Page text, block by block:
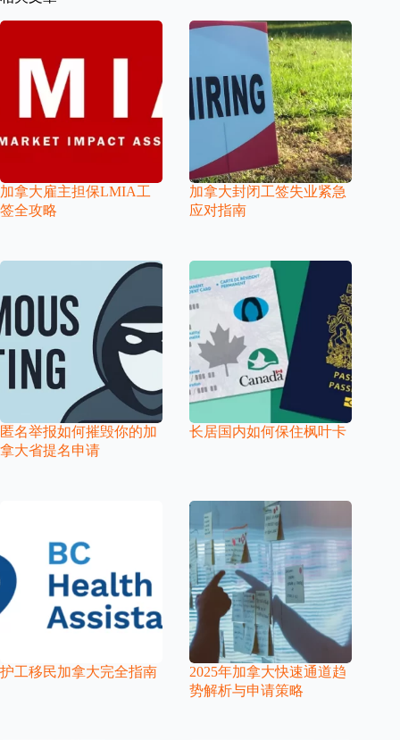
加拿大雇主担保LMIA工
签全攻略
加拿大封闭工签失业紧急
应对指南
匿名举报如何摧毁你的加
拿大省提名申请
长居国内如何保住枫叶卡
护工移民加拿大完全指南
2025年加拿大快速通道趋
势解析与申请策略